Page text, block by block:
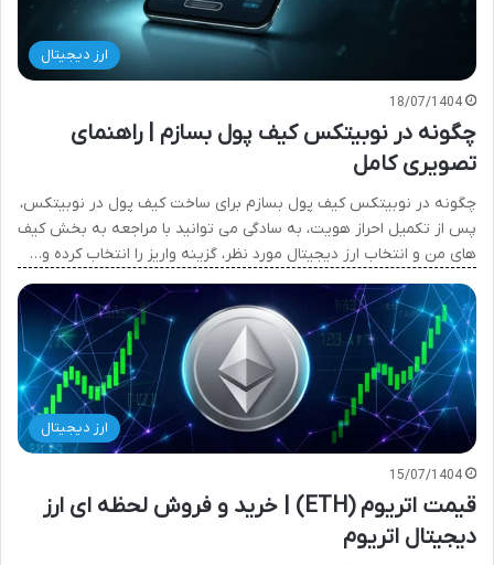
ارز دیجیتال
18/07/1404
چگونه در نوبیتکس کیف پول بسازم | راهنمای
تصویری کامل
چگونه در نوبیتکس کیف پول بسازم برای ساخت کیف پول در نوبیتکس،
پس از تکمیل احراز هویت، به سادگی می توانید با مراجعه به بخش کیف
های من و انتخاب ارز دیجیتال مورد نظر، گزینه واریز را انتخاب کرده و…
ارز دیجیتال
15/07/1404
قیمت اتریوم (ETH) | خرید و فروش لحظه ای ارز
دیجیتال اتریوم